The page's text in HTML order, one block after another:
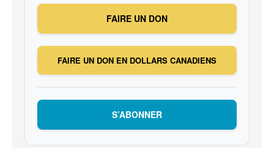
FAIRE UN DON
FAIRE UN DON EN DOLLARS CANADIENS
S’ABONNER